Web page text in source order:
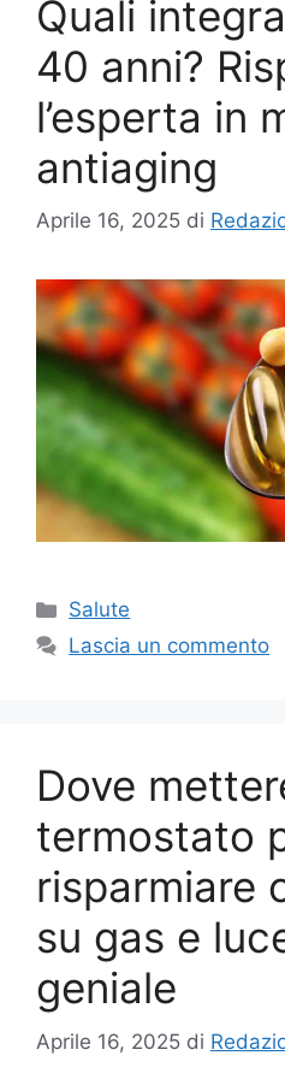
Quali
40 anni?
l’esperta in
antiaging
Aprile 16, 2025 di
Categorie
Salute
Lascia un commento
Dove
termostato
risparmiare
su gas e
geniale
Aprile 16, 2025 di